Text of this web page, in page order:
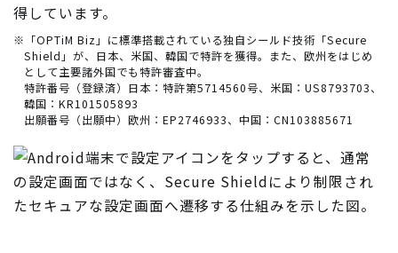
得しています。
※「OPTiM Biz」に標準搭載されている独自シールド技術「Secure
Shield」が、日本、米国、韓国で特許を獲得。また、欧州をはじめ
として主要諸外国でも特許審査中。
特許番号（登録済）日本：特許第5714560号、米国：US8793703、
韓国：KR101505893
出願番号（出願中）欧州：EP2746933、中国：CN103885671